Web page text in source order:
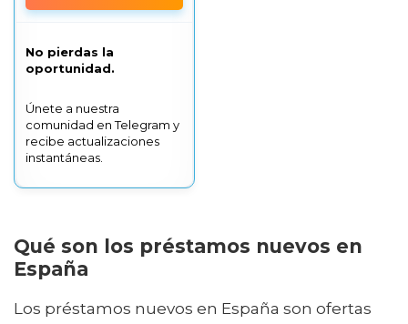
No pierdas la
oportunidad.
Únete a nuestra
comunidad en Telegram y
recibe actualizaciones
instantáneas.
Qué son los préstamos nuevos en
España
Los préstamos nuevos en España son ofertas